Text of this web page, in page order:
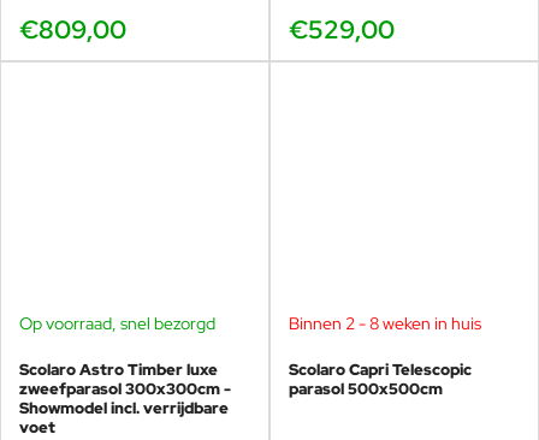
€809,00 €529,00
SHOWMODEL
Op voorraad, snel bezorgd
Scolaro Astro Timber luxe
zweefparasol 300x300cm -
Showmodel incl. verrijdbare
voet
Binnen 2 - 8 weken in huis
Scolaro Capri Telescopic
parasol 500x500cm